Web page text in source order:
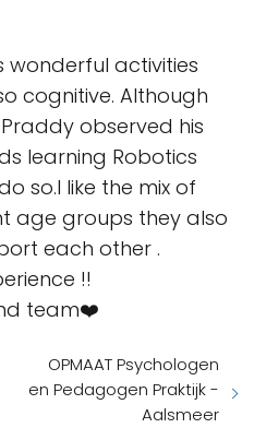
wonderful activities
cognitive. Although
observed his
learning Robotics
so.I like the mix of
age groups they also
each other .
!!
team❤️
OPMAAT Psychologen
en Pedagogen Praktijk -
Aalsmeer